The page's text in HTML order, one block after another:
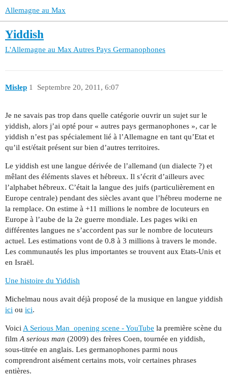
Allemagne au Max
Yiddish
L'Allemagne au Max Autres Pays Germanophones
Mislep Septembre 20, 2011, 6:07
1
Je ne savais pas trop dans quelle catégorie ouvrir un sujet sur le
yiddish, alors j’ai opté pour « autres pays germanophones », car le
yiddish n’est pas spécialement lié à l’Allemagne en tant qu’Etat et
qu’il est/était présent sur bien d’autres territoires.
Le yiddish est une langue dérivée de l’allemand (un dialecte ?) et
mêlant des éléments slaves et hébreux. Il s’écrit d’ailleurs avec
l’alphabet hébreux. C’était la langue des juifs (particulièrement en
Europe centrale) pendant des siècles avant que l’hébreu moderne ne
la remplace. On estime à +11 millions le nombre de locuteurs en
Europe à l’aube de la 2e guerre mondiale. Les pages wiki en
différentes langues ne s’accordent pas sur le nombre de locuteurs
actuel. Les estimations vont de 0.8 à 3 millions à travers le monde.
Les communautés les plus importantes se trouvent aux Etats-Unis et
en Israël.
Une histoire du Yiddish
Michelmau nous avait déjà proposé de la musique en langue yiddish
ici ou ici.
VoiciA Serious Man_opening scene - YouTube la première scène du
filmA serious man (2009) des frères Coen, tournée en yiddish,
sous-titrée en anglais. Les germanophones parmi nous
comprendront aisément certains mots, voir certaines phrases
entières.